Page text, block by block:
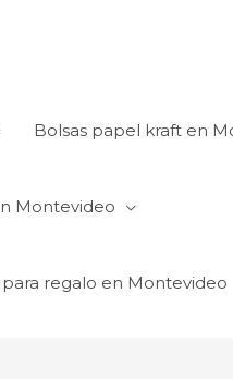
Bolsas papel kraft en
Montevideo
para regalo en Montevideo